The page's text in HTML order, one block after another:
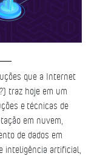
que a Internet
traz hoje em um
e técnicas de
em nuvem,
de dados em
inteligência artificial,